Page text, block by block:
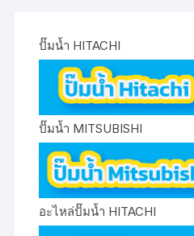
ปั๊มน้ำ HITACHI
ปั๊มน้ำ MITSUBISHI
อะไหล่ปั๊มน้ำ HITACHI